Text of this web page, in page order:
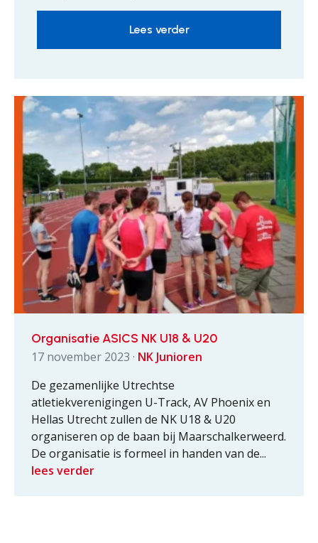
Lees verder
Organisatie ASICS NK U18 & U20
17 november 2023 · NK Junioren
De gezamenlijke Utrechtse
atletiekverenigingen U-Track, AV Phoenix en
Hellas Utrecht zullen de NK U18 & U20
organiseren op de baan bij Maarschalkerweerd.
De organisatie is formeel in handen van de...
lees verder